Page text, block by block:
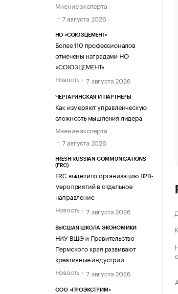
Мнение эксперта
7 августа 2026
НО «СОЮЗЦЕМЕНТ»
Более 110 профессионалов
отмечены наградами НО
«СОЮЗЦЕМЕНТ»
Новость
7 августа 2026
ЧЕРТАРИНСКАЯ И ПАРТНЕРЫ
Как измеряют управленческую
сложность мышления лидера
Мнение эксперта
7 августа 2026
FRESH RUSSIAN COMMUNICATIONS
(FRC)
FRC выделило организацию B2B-
мероприятий в отдельное
направление
Новость
7 августа 2026
ВЫСШАЯ ШКОЛА ЭКОНОМИКИ
НИУ ВШЭ и Правительство
Пермского края развивают
креативные индустрии
Новость
7 августа 2026
ООО «ПРОЭКСТРИМ»